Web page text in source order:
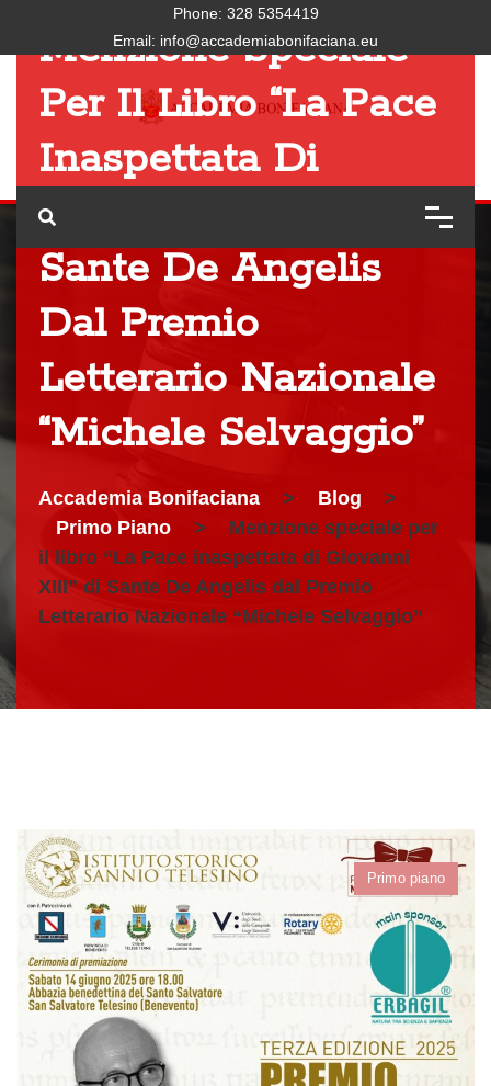
Phone: 328 5354419
Email: info@accademiabonifaciana.eu
Menzione Speciale
Per Il Libro “La Pace
Inaspettata Di
Giovanni XIII” Di
Sante De Angelis
Dal Premio
Letterario Nazionale
“Michele Selvaggio”
Accademia Bonifaciana > Blog
>
Primo Piano
>
Menzione speciale per
il libro “La Pace inaspettata di Giovanni
XIII” di Sante De Angelis dal Premio
Letterario Nazionale “Michele Selvaggio”
Primo piano